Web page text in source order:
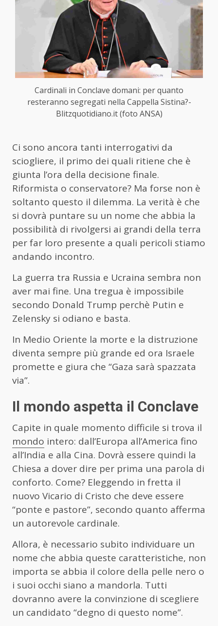
Cardinali in Conclave domani: per quanto
resteranno segregati nella Cappella Sistina?-
Blitzquotidiano.it (foto ANSA)
Ci sono ancora tanti interrogativi da
sciogliere, il primo dei quali ritiene che è
giunta l’ora della decisione finale.
Riformista o conservatore? Ma forse non è
soltanto questo il dilemma. La verità è che
si dovrà puntare su un nome che abbia la
possibilità di rivolgersi ai grandi della terra
per far loro presente a quali pericoli stiamo
andando incontro.
La guerra tra Russia e Ucraina sembra non
aver mai fine. Una tregua è impossibile
secondo Donald Trump perchè Putin e
Zelensky si odiano e basta.
In Medio Oriente la morte e la distruzione
diventa sempre più grande ed ora Israele
promette e giura che “Gaza sarà spazzata
via”.
Il mondo aspetta il Conclave
Capite in quale momento difficile si trova il
mondo intero: dall’Europa all’America fino
all’India e alla Cina. Dovrà essere quindi la
Chiesa a dover dire per prima una parola di
conforto. Come? Eleggendo in fretta il
nuovo Vicario di Cristo che deve essere
“ponte e pastore”, secondo quanto afferma
un autorevole cardinale.
Allora, è necessario subito individuare un
nome che abbia queste caratteristiche, non
importa se abbia il colore della pelle nero o
i suoi occhi siano a mandorla. Tutti
dovranno avere la convinzione di scegliere
un candidato “degno di questo nome”.